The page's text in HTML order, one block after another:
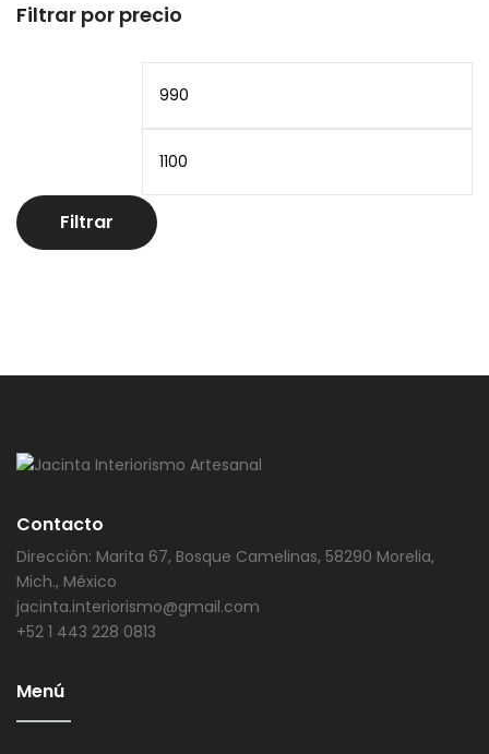
Filtrar por precio
Filtrar
Contacto
Dirección: Marita 67, Bosque Camelinas, 58290 Morelia,
Mich., México
jacinta.interiorismo@gmail.com
+52 1 443 228 0813
Menú